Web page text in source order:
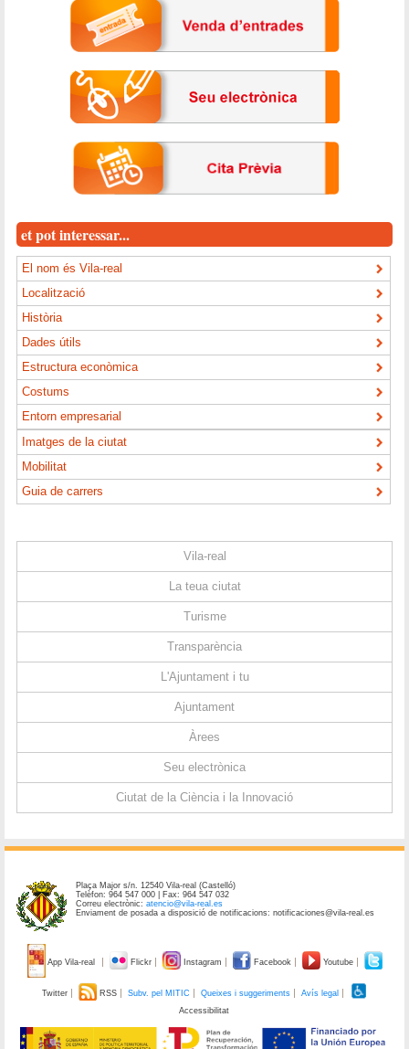
et pot interessar...
El nom és Vila-real
Localització
Història
Dades útils
Estructura econòmica
Costums
Entorn empresarial
Imatges de la ciutat
Mobilitat
Guia de carrers
Vila-real
La teua ciutat
Turisme
Transparència
L'Ajuntament i tu
Ajuntament
Àrees
Seu electrònica
Ciutat de la Ciència i la Innovació
Plaça Major s/n. 12540 Vila-real (Castelló)
Telèfon: 964 547 000 | Fax: 964 547 032
Correu electrònic:atencio@vila-real.es
Enviament de posada a disposició de notificacions: notificaciones@vila-real.es
App Vila-real Flickr Instagram Facebook Youtube
Twitter RSS Subv. pel MITIC Queixes i suggeriments
Avís legal
Accessibilitat